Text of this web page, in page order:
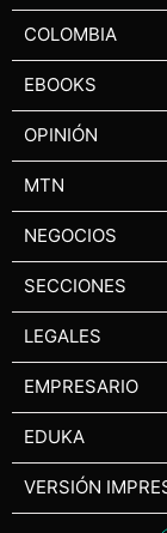
COLOMBIA
EBOOKS
OPINIÓN
MTN
NEGOCIOS
SECCIONES
LEGALES
EMPRESARIO
EDUKA
VERSIÓN